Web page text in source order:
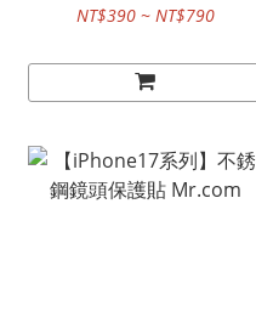
Mr.com
NT$390 ~ NT$790